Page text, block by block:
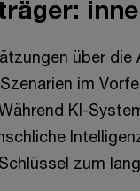
über die
im
KI-
zum